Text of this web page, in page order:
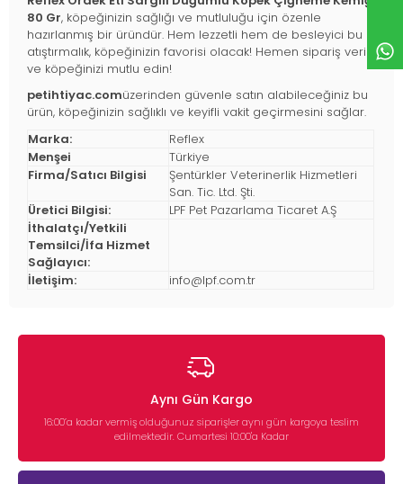
80 Gr, köpeğinizin sağlığı ve mutluluğu için özenle
hazırlanmış bir üründür. Hem lezzetli hem de besleyici bu
atıştırmalık, köpeğinizin favorisi olacak! Hemen sipariş verin
ve köpeğinizi mutlu edin!
petihtiyac.comüzerinden güvenle satın alabileceğiniz bu
ürün, köpeğinizin sağlıklı ve keyifli vakit geçirmesini sağlar.
Marka:
Reflex
Menşei
Türkiye
Firma/Satıcı Bilgisi
Şentürkler Veterinerlik Hizmetleri
San. Tic. Ltd. Şti.
Üretici Bilgisi:
LPF Pet Pazarlama Ticaret A.Ş
İthalatçı/Yetkili
Temsilci/İfa Hizmet
Sağlayıcı:
İletişim:
info@lpf.com.tr
Aynı Gün Kargo
16:00’a kadar vermiş olduğunuz siparişler aynı gün kargoya teslim
edilmektedir. Cumartesi 10:00'a Kadar